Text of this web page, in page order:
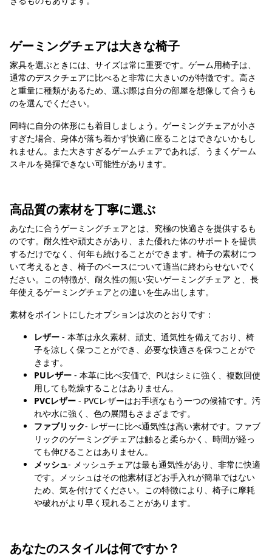
ゲーミングチェアは大きな椅子
家具を選ぶときには、サイズは常に重要です。ゲーム用椅子は、
通常のデスクチェアに比べると非常に大きいのが特徴です。高さ
と重量に種類があるため、選ぶ際は自分の部屋を想像して合うも
のを選んでください。
同時に自分の体形にも着目しましょう。ゲーミングチェアが小さ
すぎた場合、身体が落ち着かず快適に座ることはできないかもし
れません。また大きすぎるゲームチェアであれば、うまくゲーム
スキルを発揮できない可能性があります。
高品質の素材を丁寧に選ぶ
あなたに合うゲーミングチェアとは、究極の快適さを提供するも
のです。耐久性や頑丈さがあり、また優れた体のサポートを提供
するだけでなく、何年も続けることができます。椅子の素材につ
いて考えるとき、椅子のベースについて適当に終わらせないでく
ださい。この特徴が、耐久性の無い安いゲーミングチェア と、長
年使えるゲーミングチェアとの違いを生み出します。
素材をポイントにしたオプションは次のとおりです：
レザー - 本革は永久素材、頑丈、通気性を備えており、椅
子を涼しく保つことができ、必要な快適さを保つことがで
きます。
PUレザー - 本革に比べ安価で、PUはシミに強く、複数回使
用しても乾燥することはありません。
PVCレザー - PVCレザーはお手頃なもう一つの候補です。汚
れや水に強く、色の展開もさまざまです。
ファブリック- レザーに比べ通気性は高い素材です。ファブ
リックのゲーミングチェアは触ると柔らかく、時間が経っ
ても伸びることはありません。
メッシュ- メッシュチェアは最も通気性があり、非常に快適
です。メッシュはその他素材ほどお手入れが簡単ではない
ため、気を付けてください。この特徴により、椅子に摩耗
や破れがより早く現れることがあります。
あなたのスタイルは何ですか？